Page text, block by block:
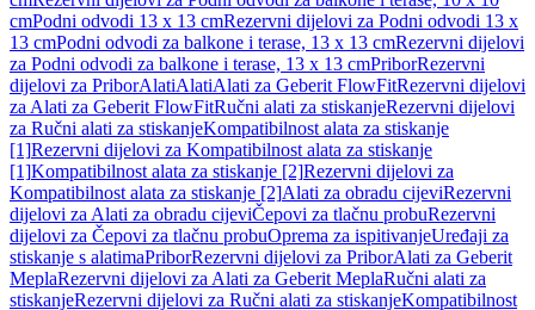
cmPodni odvodi 13 x 13 cmRezervni dijelovi za Podni odvodi 13 x
13 cmPodni odvodi za balkone i terase, 13 x 13 cmRezervni dijelovi
za Podni odvodi za balkone i terase, 13 x 13 cmPriborRezervni
dijelovi za PriborAlatiAlatiAlati za Geberit FlowFitRezervni dijelovi
za Alati za Geberit FlowFitRučni alati za stiskanjeRezervni dijelovi
za Ručni alati za stiskanjeKompatibilnost alata za stiskanje
[1]Rezervni dijelovi za Kompatibilnost alata za stiskanje
[1]Kompatibilnost alata za stiskanje [2]Rezervni dijelovi za
Kompatibilnost alata za stiskanje [2]Alati za obradu cijeviRezervni
dijelovi za Alati za obradu cijeviČepovi za tlačnu probuRezervni
dijelovi za Čepovi za tlačnu probuOprema za ispitivanjeUređaji za
stiskanje s alatimaPriborRezervni dijelovi za PriborAlati za Geberit
MeplaRezervni dijelovi za Alati za Geberit MeplaRučni alati za
stiskanjeRezervni dijelovi za Ručni alati za stiskanjeKompatibilnost